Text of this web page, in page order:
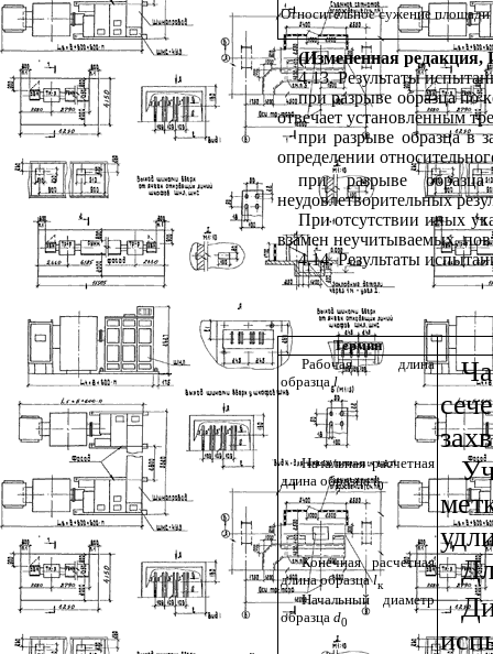
Относительное сужение площади
(Измененная
4.13. Результаты
при разрыве образца по
отвечает установленным
при разрыве образца в
определении
при разрыве
неудовлетворительных
При отсутствии иных
взамен неучитываемых,
4.14. Результаты
Термин
Рабочая длина
образцаl
Начальная расчетная
длина образцаl0
Конечная расчетная
длина образцаlк
Начальный диаметр
образца d0